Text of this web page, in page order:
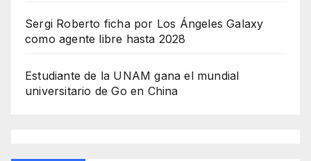
Sergi Roberto ficha por Los Ángeles Galaxy
como agente libre hasta 2028
Estudiante de la UNAM gana el mundial
universitario de Go en China